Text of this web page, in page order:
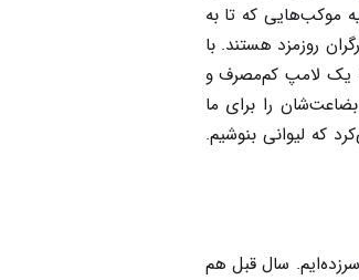
موکب‌هایی که تا به
روزمزد هستند. با
یک لامپ کم‌مصرف و
بضاعت‌شان را برای ما
که لیوانی بنوشیم.
سال قبل هم